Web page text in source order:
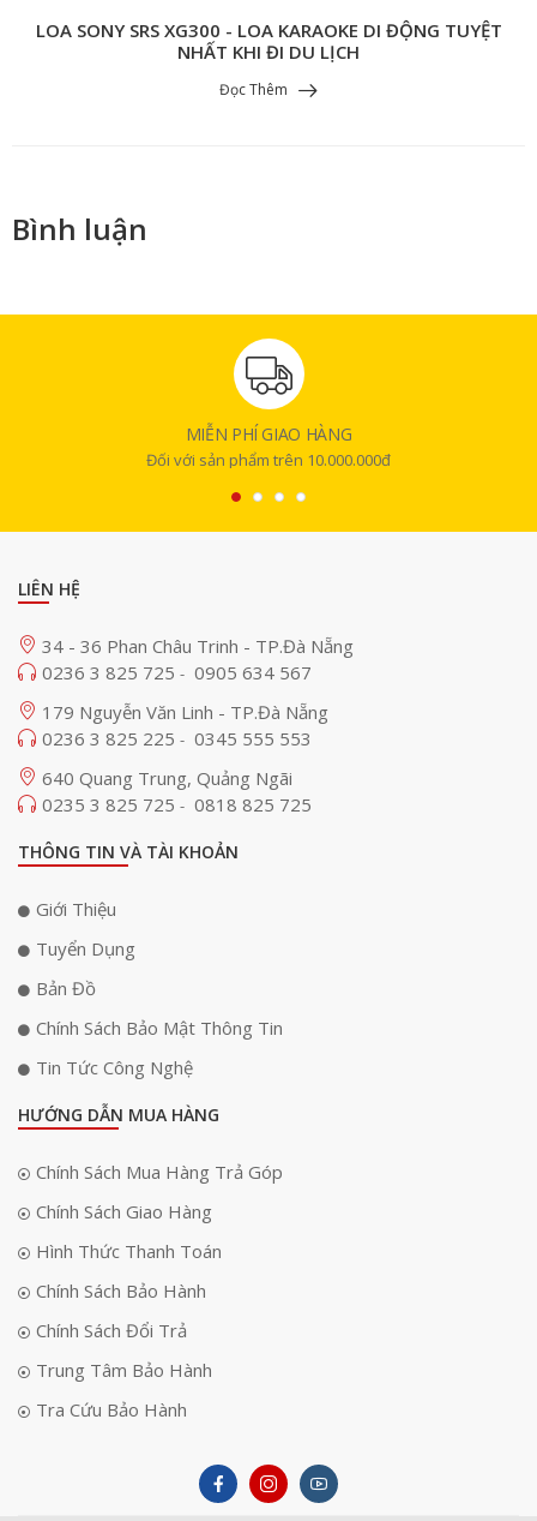
LOA SONY SRS XG300 - LOA KARAOKE DI ĐỘNG TUYỆT
NHẤT KHI ĐI DU LỊCH
Đọc Thêm
Bình luận
MIỄN PHÍ GIAO HÀNG
Đối với sản phẩm trên 10.000.000đ
LIÊN HỆ
34 - 36 Phan Châu Trinh - TP.Đà Nẵng
0236 3 825 725 - 0905 634 567
179 Nguyễn Văn Linh - TP.Đà Nẵng
0236 3 825 225 - 0345 555 553
640 Quang Trung, Quảng Ngãi
0235 3 825 725 - 0818 825 725
THÔNG TIN VÀ TÀI KHOẢN
Giới Thiệu
Tuyển Dụng
Bản Đồ
Chính Sách Bảo Mật Thông Tin
Tin Tức Công Nghệ
HƯỚNG DẪN MUA HÀNG
Chính Sách Mua Hàng Trả Góp
Chính Sách Giao Hàng
Hình Thức Thanh Toán
Chính Sách Bảo Hành
Chính Sách Đổi Trả
Trung Tâm Bảo Hành
Tra Cứu Bảo Hành